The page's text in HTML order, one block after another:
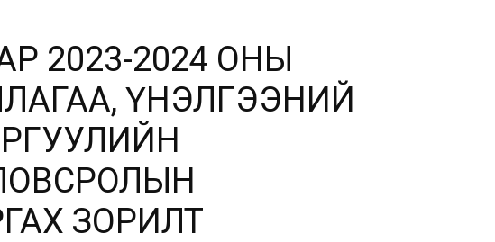
2023-2024 ОНЫ
ҮНЭЛГЭЭНИЙ
ЗОРИЛТ